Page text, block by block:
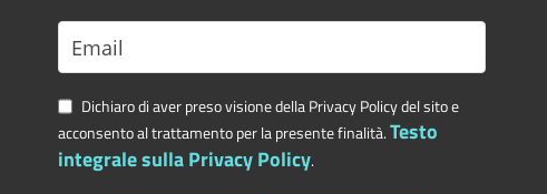
Dichiaro di aver preso visione della Privacy Policy del sito e
acconsento al trattamento per la presente finalità.Testo
integrale sulla Privacy Policy.